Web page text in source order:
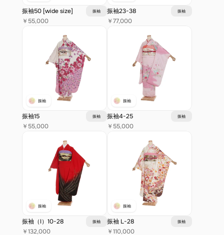
振袖50 [wide size] 振袖
￥55,000
振袖23-38 振袖
￥77,000
振袖
振袖15 振袖
￥55,000
振袖
振袖4-25 振袖
￥55,000
振袖
振袖（I）10-28 振袖
￥132,000
振袖
振袖 L-28 振袖
￥110,000